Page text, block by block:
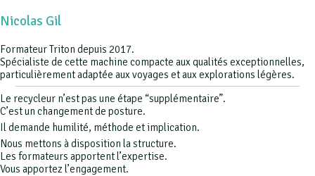
Nicolas Gil
Formateur Triton depuis 2017.
Spécialiste de cette machine compacte aux qualités exceptionnelles,
particulièrement adaptée aux voyages et aux explorations légères.
Le recycleur n’est pas une étape “supplémentaire”.
C’est un changement de posture.
Il demande humilité, méthode et implication.
Nous mettons à disposition la structure.
Les formateurs apportent l’expertise.
Vous apportez l’engagement.